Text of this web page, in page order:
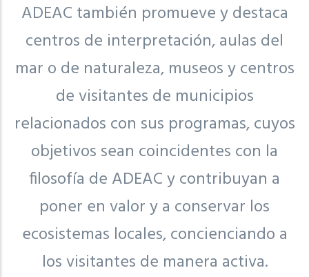
ADEAC también promueve y destaca
centros de interpretación, aulas del
mar o de naturaleza, museos y centros
de visitantes de municipios
relacionados con sus programas, cuyos
objetivos sean coincidentes con la
filosofía de ADEAC y contribuyan a
poner en valor y a conservar los
ecosistemas locales, concienciando a
los visitantes de manera activa.